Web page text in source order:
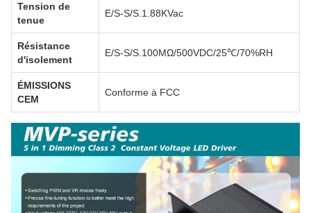
Tension de
tenue
E/S-S/S.1.88KVac
Résistance
d'isolement
E/S-S/S.100MΩ/500VDC/25℃/70%RH
ÉMISSIONS
CEM
Conforme à FCC